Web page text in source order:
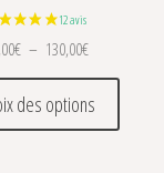
variations. Les
€ – 130,00€Plage de
des options
Ce